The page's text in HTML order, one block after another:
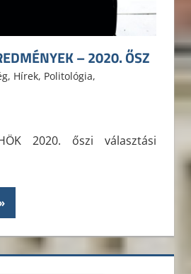
– 2020. ŐSZ
, Hírek, Politológia,
2020. őszi választási